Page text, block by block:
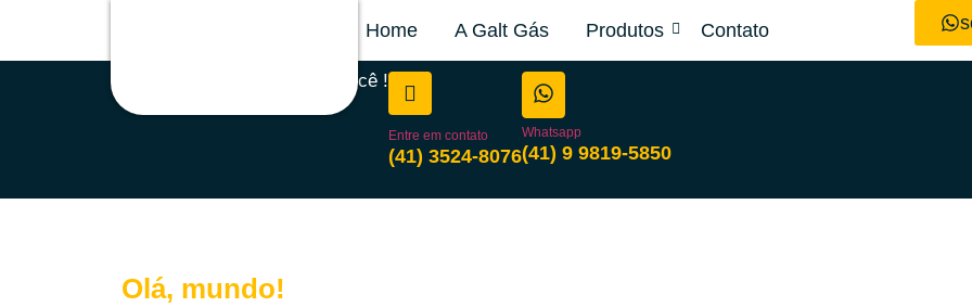
Home A Galt Gás Produtos Contato
Nós temos o gás ideal para você !
Entre em contato
(41) 3524-8076
Whatsapp
(41) 9 9819-5850
Olá, mundo!